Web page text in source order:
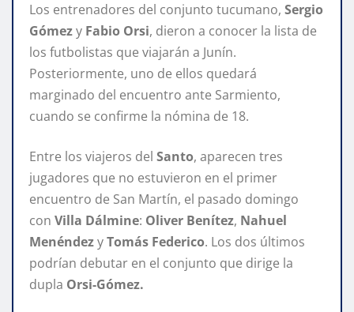
Los entrenadores del conjunto tucumano, Sergio
Gómezy Fabio Orsi, dieron a conocer la lista de
los futbolistas que viajarán a Junín.
Posteriormente, uno de ellos quedará
marginado del encuentro ante Sarmiento,
cuando se confirme la nómina de 18.
Entre los viajeros del Santo, aparecen tres
jugadores que no estuvieron en el primer
encuentro de San Martín, el pasado domingo
con Villa Dálmine: Oliver Benítez, Nahuel
MenéndezyTomás Federico. Los dos últimos
podrían debutar en el conjunto que dirige la
dupla Orsi-Gómez.